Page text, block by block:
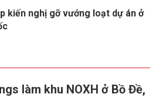
kiến nghị gỡ vướng loạt dự án ở
làm khu NOXH ở Bồ Đề,